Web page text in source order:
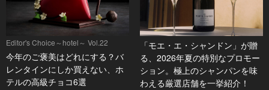
Editor's Choice～hotel～ Vol.22
今年のご褒美はどれにする？バ
レンタインにしか買えない、ホ
テルの高級チョコ6選
「モエ・エ・シャンドン」が贈
る、2026年夏の特別なプロモー
ション。極上のシャンパンを味
わえる厳選店舗を一挙紹介！